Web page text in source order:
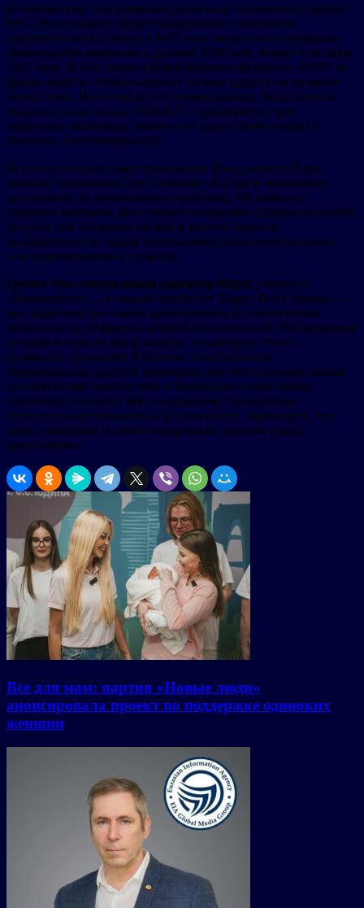
В течение мая, под влиянием рыночных тенденций и оценки
BTC, Фонд защиты Bitget поддерживал стабильную
среднемесячную оценку в $425 млн, значительно превысив
обязательства компании в размере $300 млн, взятые в октябре
2022 года. В этот период Bitget временно исключил USDT из
фонда защиты, чтобы выделить больше средств на развитие
экосистемы. Несмотря на эту корректировку, Фонд защиты
сохранил свои запасы 6500 BTC, хранящиеся в трех
отдельных кошельках, причем все адреса были открыто
показаны для прозрачности.
Используя модель самострахования, Фонд защиты Bitget
работает независимо, что позволяет быстро и оперативно
реагировать на возникающие проблемы. Не завися от
внешних факторов, фонд может оперативно перераспределять
ресурсы для снижения рисков и защиты активов
пользователей во время нестабильной рыночной ситуации
или непредвиденных событий.
Грейси Чен, генеральный директор Bitget, отметила:
«Безопасность — главный приоритет Bitget. Фонд защиты —
это свидетельство нашей приверженности обеспечению
безопасности цифровых активов пользователей. Поддерживая
лучший в отрасли фонд защиты, гарантируя, что его
стоимость превышает $300 млн, и настаивая на
обнародовании адресов кошельков, мы обеспечиваем нашим
пользователям спокойствие и безопасность при любых
рыночных условиях. Мы по-прежнему привержены
принципам прозрачности и безопасности, гарантируя, что
наша платформа останется надежным лидером среди
криптобирж».
Все для мам: партия «Новые люди»
анонсировала проект по поддержке одиноких
женщин